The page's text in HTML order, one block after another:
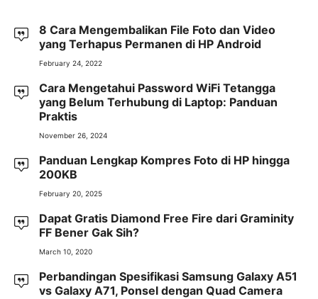
8 Cara Mengembalikan File Foto dan Video
yang Terhapus Permanen di HP Android
February 24, 2022
Cara Mengetahui Password WiFi Tetangga
yang Belum Terhubung di Laptop: Panduan
Praktis
November 26, 2024
Panduan Lengkap Kompres Foto di HP hingga
200KB
February 20, 2025
Dapat Gratis Diamond Free Fire dari Graminity
FF Bener Gak Sih?
March 10, 2020
Perbandingan Spesifikasi Samsung Galaxy A51
vs Galaxy A71, Ponsel dengan Quad Camera